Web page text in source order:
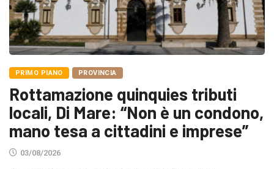
PRIMO PIANO PROVINCIA
Rottamazione quinquies tributi
locali, Di Mare: “Non è un condono,
mano tesa a cittadini e imprese”
03/08/2026